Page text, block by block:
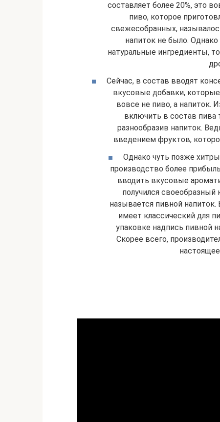
составляет более 20%, это
пиво, которое
свежесобранных,
напиток не было.
натуральные ингредиенты,
Сейчас, в состав вводят
вкусовые добавки,
вовсе не пиво, а напиток.
включить в состав
разнообразив напиток.
введением фруктов,
Однако чуть позже
производство более
вводить вкусовые
получился
называется пивной
имеет классический для
упаковке надпись пивной
Скорее всего,